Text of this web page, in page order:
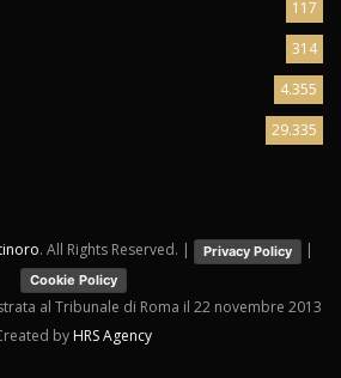
314
4.355
29.335
. All Rights Reserved. | Privacy Policy |
Cookie Policy
al Tribunale di Roma il 22 novembre 2013
by HRS Agency